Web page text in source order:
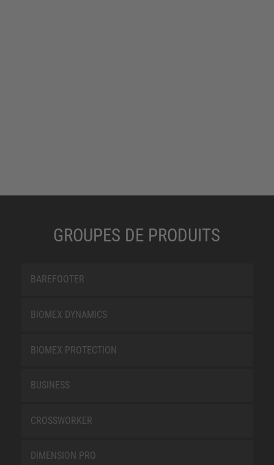
GROUPES DE PRODUITS
BAREFOOTER
BIOMEX DYNAMICS
BIOMEX PROTECTION
BUSINESS
CROSSWORKER
DIMENSION PRO